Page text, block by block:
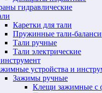
гидравлические
Каретки для тали
Пружинные тали-
Тали ручные
Тали электрические
устройства и
Зажимы ручные
Клещи зажимные с